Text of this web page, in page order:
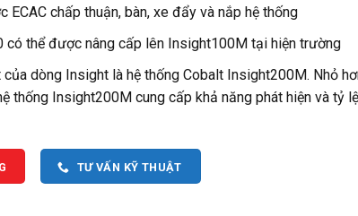
ECAC chấp thuận, bàn, xe đẩy và nắp hệ thống
có thể được nâng cấp lên Insight100M tại hiện trường
của dòng Insight là hệ thống Cobalt Insight200M. Nhỏ
thống Insight200M cung cấp khả năng phát hiện và tỷ
TƯ VẤN KỸ THUẬT